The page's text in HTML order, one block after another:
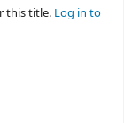
this title. Log in to